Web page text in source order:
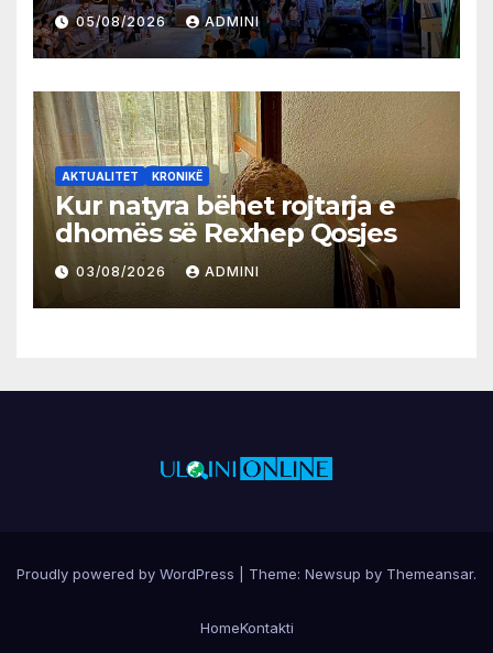
05/08/2026 ADMINI
AKTUALITET KRONIKË
Kur natyra bëhet rojtarja e
dhomës së Rexhep Qosjes
03/08/2026 ADMINI
Proudly powered by WordPress Theme: Newsup by Themeansar.
HomeKontakti